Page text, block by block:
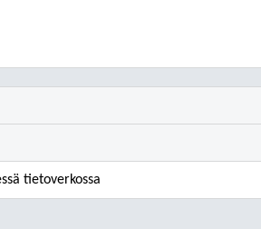
tietoverkossa